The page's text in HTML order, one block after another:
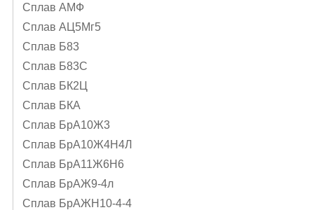
Сплав АМФ
Сплав АЦ5Мг5
Сплав Б83
Сплав Б83С
Сплав БК2Ц
Сплав БКА
Сплав БрА10Ж3
Сплав БрА10Ж4Н4Л
Сплав БрА11Ж6Н6
Сплав БрАЖ9-4л
Сплав БрАЖН10-4-4